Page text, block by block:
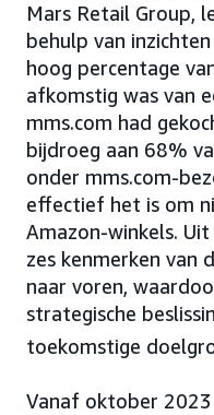
Mars Retail Group,
behulp van
hoog percentage
afkomstig was van
mms.com had
bijdroeg aan 68%
onder mms.com-
effectief het is om
Amazon-winkels.
zes kenmerken van
naar voren,
strategische
toekomstige
Vanaf oktober 2023